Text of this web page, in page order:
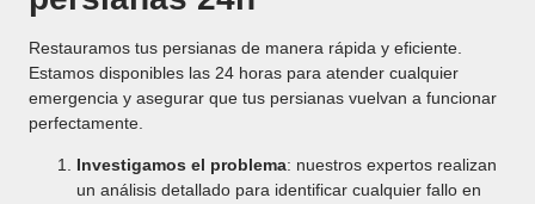
Restauramos tus persianas de manera rápida y eficiente.
Estamos disponibles las 24 horas para atender cualquier
emergencia y asegurar que tus persianas vuelvan a funcionar
perfectamente.
Investigamos el problema: nuestros expertos realizan
un análisis detallado para identificar cualquier fallo en